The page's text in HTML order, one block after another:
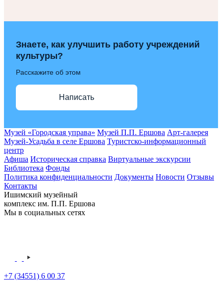
Знаете, как улучшить работу учреждений
культуры?
Расскажите об этом
Написать
Музей «Городская управа» Музей П.П. Ершова Арт-галерея
Музей-Усадьба в селе Ершова Туристско-информационный
центр
Афиша Историческая справка Виртуальные экскурсии
Библиотека Фонды
Политика конфиденциальности Документы Новости Отзывы
Контакты
Ишимский музейный
комплекс им. П.П. Ершова
Мы в социальных сетях
+7 (34551) 6 00 37